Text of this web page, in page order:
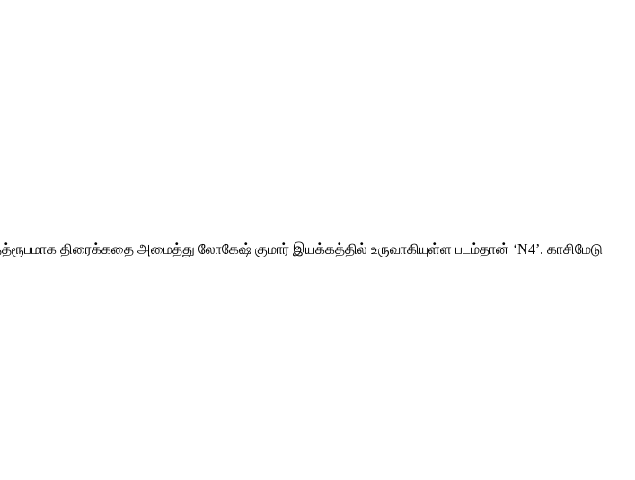
திரைக்கதை அமைத்து லோகேஷ் குமார் இயக்கத்தில் உருவாகியுள்ள படம்தான் ‘N4’. காசிமேடு